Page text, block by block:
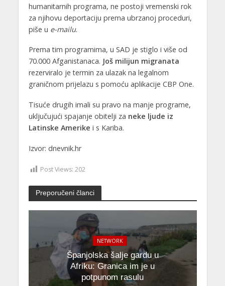
humanitarnih programa, ne postoji vremenski rok
za njihovu deportaciju prema ubrzanoj proceduri,
piše u e-mailu.
Prema tim programima, u SAD je stiglo i više od
70.000 Afganistanaca. Još milijun migranata
rezerviralo je termin za ulazak na legalnom
graničnom prijelazu s pomoću aplikacije CBP One.
Tisuće drugih imali su pravo na manje programe,
uključujući spajanje obitelji za neke ljude iz
Latinske Amerike i s Kariba.
Izvor: dnevnik.hr
Post Views: 202
Preporučeni članci
NETWORK
Španjolska šalje gardu u
Afriku: Granica im je u
potpunom rasulu